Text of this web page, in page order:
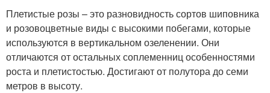
Плетистые розы – это разновидность сортов шиповника
и розовоцветные виды с высокими побегами, которые
используются в вертикальном озеленении. Они
отличаются от остальных соплеменниц особенностями
роста и плетистостью. Достигают от полутора до семи
метров в высоту.